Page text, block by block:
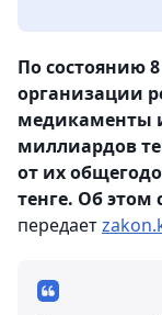
По состоянию
организации
медикаменты
миллиардов
от их
тенге. Об
передает